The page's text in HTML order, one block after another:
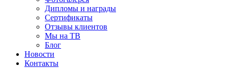
Дипломы и награды
Сертификаты
Отзывы клиентов
Мы на ТВ
Блог
Новости
Контакты